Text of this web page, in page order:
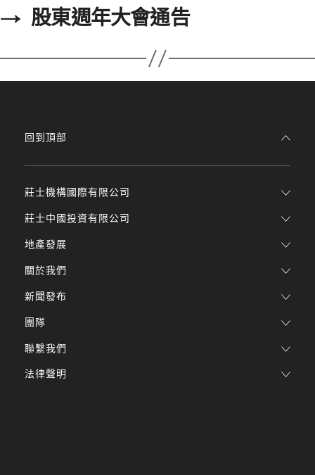
→ 股東週年大會通告
莊士機構國際有限公司
莊士中國投資有限公司
地產發展
關於我們
新聞發布
團隊
回到頂部
聯繫我們
法律聲明